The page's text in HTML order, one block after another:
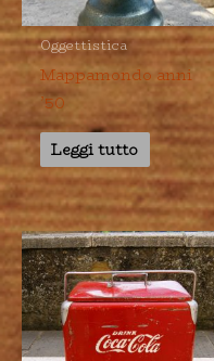
Oggettistica
Mappamondo anni
’50
Leggi tutto